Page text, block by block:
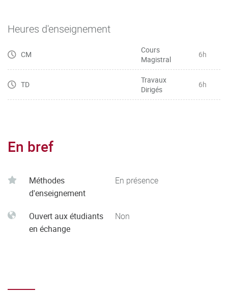
Heures d'enseignement
CM
Cours
Magistral
6h
TD
Travaux
Dirigés
6h
En bref
Méthodes
d'enseignement
En présence
Ouvert aux étudiants
en échange
Non